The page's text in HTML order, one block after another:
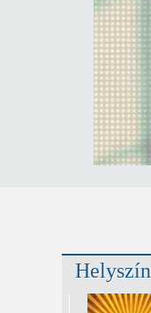
Helyszín